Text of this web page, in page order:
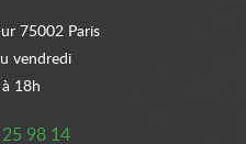
75002 Paris
vendredi
18h
98 14